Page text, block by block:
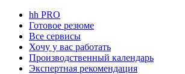
hh PRO
Готовое резюме
Все сервисы
Хочу у вас работать
Производственный календарь
Экспертная рекомендация